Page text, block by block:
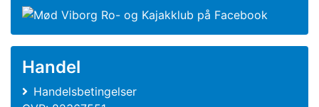
Handel
Handelsbetingelser